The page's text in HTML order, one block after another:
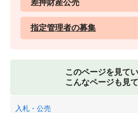
差押財産公売
指定管理者の募集
このページを見て
こんなページも見
入札・公売